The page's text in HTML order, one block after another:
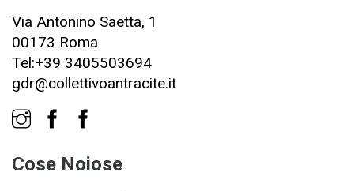
Via Antonino Saetta, 1
00173 Roma
Tel:+39 3405503694
gdr@collettivoantracite.it
Cose Noiose